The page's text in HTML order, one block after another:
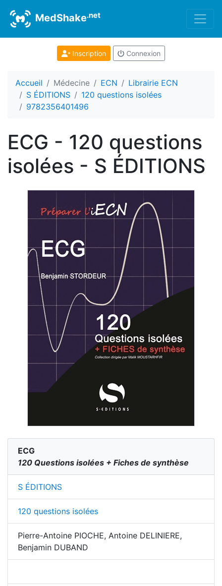
MedShake.net
Inscription Connexion
Accueil Médecine ECN
Librairie ECN
S ÉDITIONS
120 questions isolées
9782356401496
ECG - 120 questions
isolées - S ÉDITIONS
ECG
120 Questions isolées + Fiches de synthèse
S ÉDITIONS
120 questions isolées
Pierre-Antoine PIOCHE, Antoine DELINIERE,
Benjamin DUBAND